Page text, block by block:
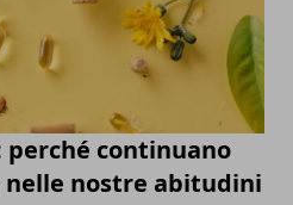
continuano
nelle nostre abitudini